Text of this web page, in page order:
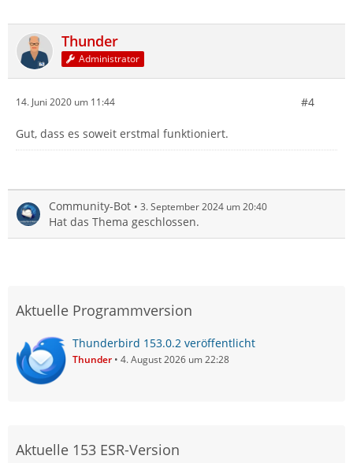
Thunder
Administrator
14. Juni 2020 um 11:44 #4
Gut, dass es soweit erstmal funktioniert.
Community-Bot 3. September 2024 um 20:40
Hat das Thema geschlossen.
Aktuelle Programmversion
Thunderbird 153.0.2 veröffentlicht
Thunder 4. August 2026 um 22:28
Aktuelle 153 ESR-Version